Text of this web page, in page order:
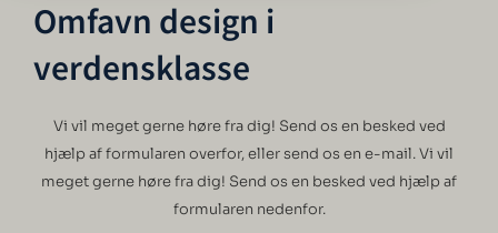
Omfavn design i
verdensklasse
Vi vil meget gerne høre fra dig! Send os en besked ved
hjælp af formularen overfor, eller send os en e-mail. Vi vil
meget gerne høre fra dig! Send os en besked ved hjælp af
formularen nedenfor.